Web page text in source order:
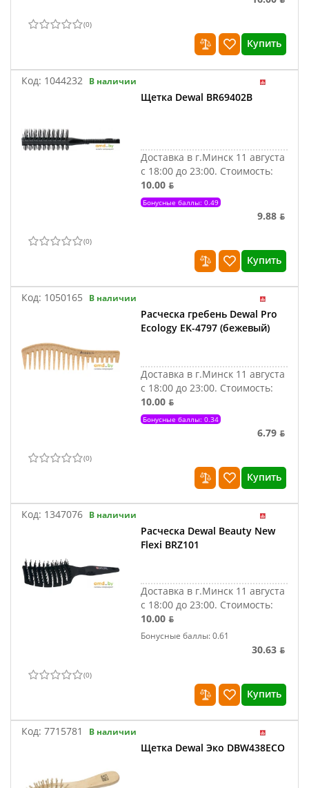
(0)
Купить
Код: 1044232 В наличии
Щетка Dewal BR69402B
Доставка в г.Минск 11 августа
с 18:00 до 23:00. Стоимость:
10.00 ƃ
Бонусные баллы: 0.49
9.88 ƃ
(0)
Купить
Код: 1050165 В наличии
Расческа гребень Dewal Pro
Ecology EK-4797 (бежевый)
Доставка в г.Минск 11 августа
с 18:00 до 23:00. Стоимость:
10.00 ƃ
Бонусные баллы: 0.34
6.79 ƃ
(0)
Купить
Код: 1347076 В наличии
Расческа Dewal Beauty New
Flexi BRZ101
Доставка в г.Минск 11 августа
с 18:00 до 23:00. Стоимость:
10.00 ƃ
Бонусные баллы: 0.61
30.63 ƃ
(0)
Купить
Код: 7715781 В наличии
Щетка Dewal Эко DBW438ECO